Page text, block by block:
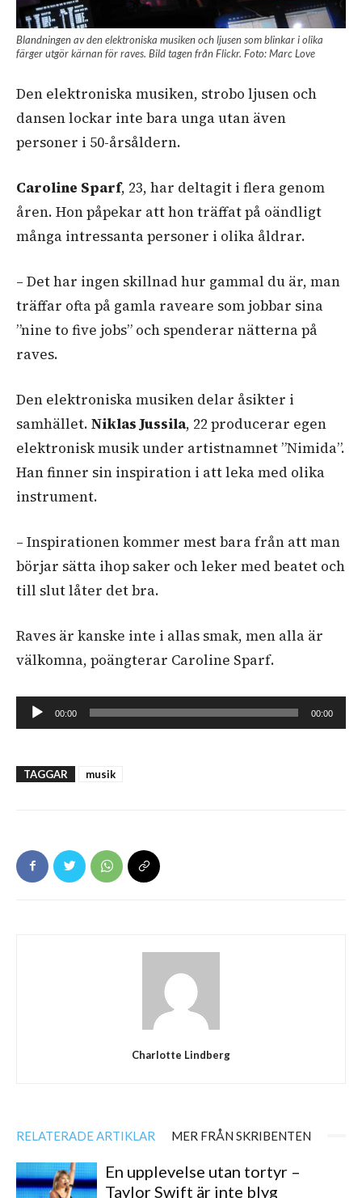
Blandningen av den elektroniska musiken och ljusen som blinkar i olika
färger utgör kärnan för raves. Bild tagen från Flickr. Foto: Marc Love
Den elektroniska musiken, strobo ljusen och
dansen lockar inte bara unga utan även
personer i 50-årsåldern.
Caroline Sparf, 23, har deltagit i flera genom
åren. Hon påpekar att hon träffat på oändligt
många intressanta personer i olika åldrar.
– Det har ingen skillnad hur gammal du är, man
träffar ofta på gamla raveare som jobbar sina
”nine to five jobs” och spenderar nätterna på
raves.
Den elektroniska musiken delar åsikter i
samhället. Niklas Jussila, 22 producerar egen
elektronisk musik under artistnamnet ”Nimida”.
Han finner sin inspiration i att leka med olika
instrument.
– Inspirationen kommer mest bara från att man
börjar sätta ihop saker och leker med beatet och
till slut låter det bra.
Raves är kanske inte i allas smak, men alla är
välkomna, poängterar Caroline Sparf.
Ljudspelare
00:00 00:00
TAGGAR musik
Charlotte Lindberg
RELATERADE ARTIKLAR MER FRÅN SKRIBENTEN
En upplevelse utan tortyr –
Taylor Swift är inte blyg